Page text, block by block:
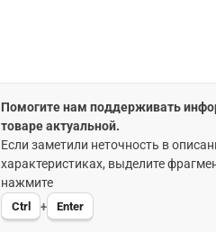
Помогите нам поддерживать
товаре актуальной.
Если заметили неточность в
характеристиках, выделите
нажмите
Ctrl + Enter